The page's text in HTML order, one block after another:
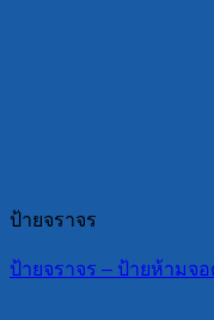
ป้ายจราจร
ป้ายจราจร – ป้ายห้ามจ